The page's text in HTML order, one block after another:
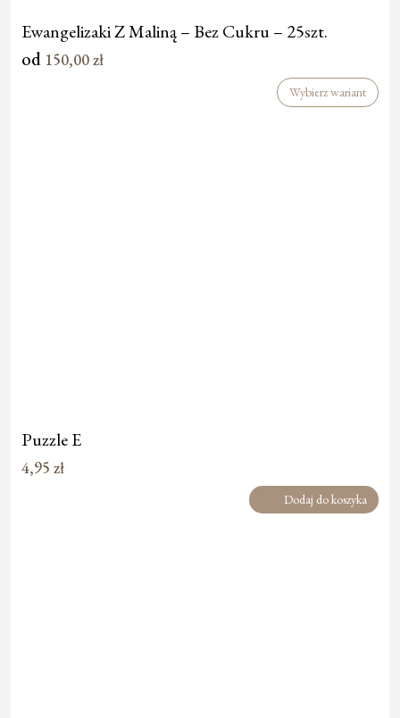
Ewangelizaki Z Maliną – Bez Cukru – 25szt.
od 150,00zł
Wybierz wariant
Puzzle E
4,95 zł
Dodaj do koszyka